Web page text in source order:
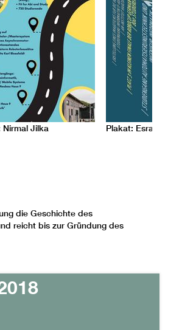
Nirmal Jilka Plakat: Esraa Al
die Geschichte des
reicht bis zur Gründung des